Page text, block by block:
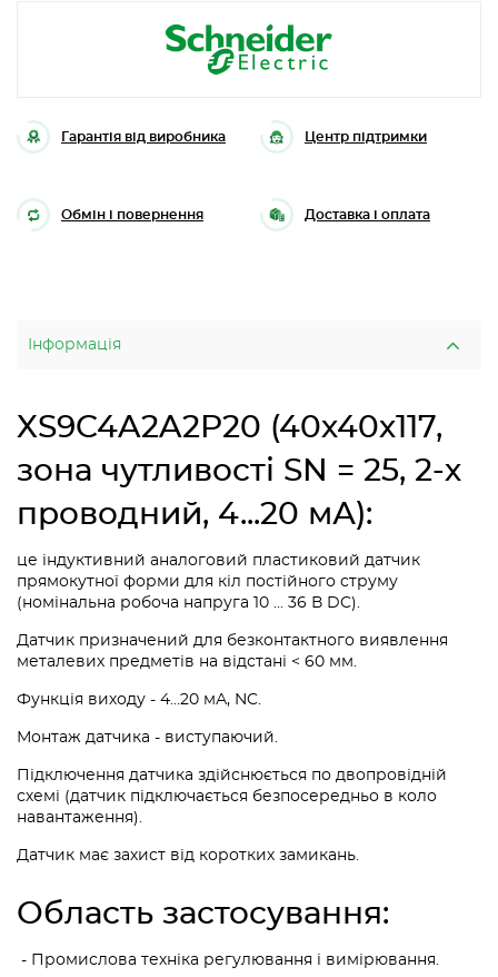
Гарантія від виробника Центр підтримки
Обмін і повернення Доставка і оплата
Інформація
XS9C4A2A2P20 (40х40х117,
зона чутливості SN = 25, 2-х
проводний, 4...20 мА):
це індуктивний аналоговий пластиковий датчик
прямокутної форми для кіл постійного струму
(номінальна робоча напруга 10 ... 36 В DC).
Датчик призначений для безконтактного виявлення
металевих предметів на відстані < 60 мм.
Функція виходу - 4...20 мА, NC.
Монтаж датчика - виступаючий.
Підключення датчика здійснюється по двопровідній
схемі (датчик підключається безпосередньо в коло
навантаження).
Датчик має захист від коротких замикань.
Область застосування:
- Промислова техніка регулювання і вимірювання.